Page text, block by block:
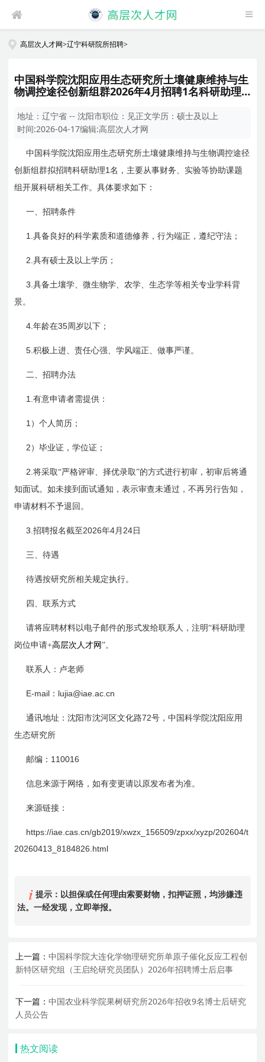
高层次人才网>辽宁科研院所招聘>
中国科学院沈阳应用生态研究所土壤健康维持与生
物调控途径创新组群2026年4月招聘1名科研助理
地址：辽宁省 -- 沈阳市职位： 见正文学历：硕士及以上
时间:2026-04-17编辑:高层次人才网
中国科学院沈阳应用生态研究所土壤健康维持与生物调控途径
创新组群拟招聘科研助理1名，主要从事财务、实验等协助课题
组开展科研相关工作。具体要求如下：
一、招聘条件
1.具备良好的科学素质和道德修养，行为端正，遵纪守法；
2.具有硕士及以上学历；
3.具备土壤学、微生物学、农学、生态学等相关专业学科背
景。
4.年龄在35周岁以下；
5.积极上进、责任心强、学风端正、做事严谨。
二、招聘办法
1.有意申请者需提供：
1 ）个人简历；
2 ）毕业证，学位证；
2.将采取“严格评审、择优录取”的方式进行初审，初审后将通
知面试。如未接到面试通知，表示审查未通过，不再另行告知，
申请材料不予退回。
3.招聘报名截至2026年4 月 24日
三、待遇
待遇按研究所相关规定执行。
四、联系方式
请将应聘材料以电子邮件的形式发给联系人，注明“科研助理
岗位申请+高层次人才网”。
联系人： 卢老师
E-mail ： lujia@iae.ac.cn
通讯地址：沈阳市沈河区文化路72号，中国科学院沈阳应用
生态研究所
邮编： 110016
信息来源于网络，如有变更请以原发布者为准。
来源链接：
https://iae.cas.cn/gb2019/xwzx_156509/zpxx/xyzp/202604/t
20260413_8184826.html
提示：以担保或任何理由索要财物，扣押证照，均涉嫌违
法。一经发现，立即举报。
上一篇：中国科学院大连化学物理研究所单原子催化反应工程创
新特区研究组（王启纶研究员团队）2026年招聘博士后启事
下一篇：中国农业科学院果树研究所2026年招收9名博士后研究
人员公告
热文阅读